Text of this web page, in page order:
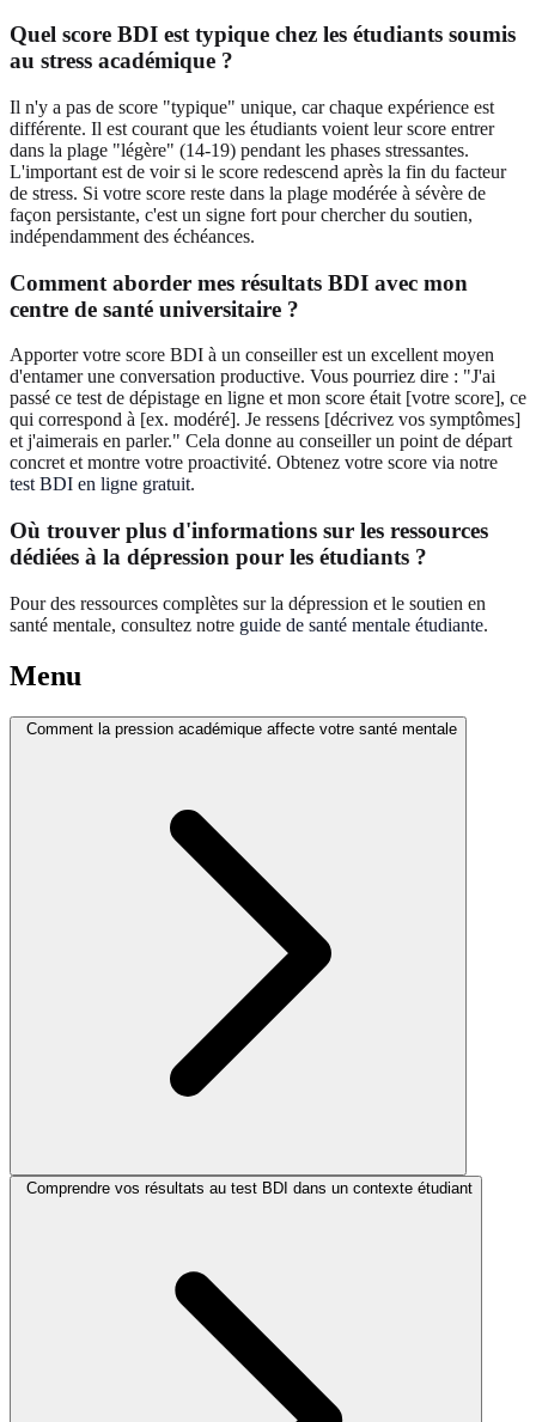
Quel score BDI est typique chez les étudiants soumis
au stress académique ?
Il n'y a pas de score "typique" unique, car chaque expérience est
différente. Il est courant que les étudiants voient leur score entrer
dans la plage "légère" (14-19) pendant les phases stressantes.
L'important est de voir si le score redescend après la fin du facteur
de stress. Si votre score reste dans la plage modérée à sévère de
façon persistante, c'est un signe fort pour chercher du soutien,
indépendamment des échéances.
Comment aborder mes résultats BDI avec mon
centre de santé universitaire ?
Apporter votre score BDI à un conseiller est un excellent moyen
d'entamer une conversation productive. Vous pourriez dire : "J'ai
passé ce test de dépistage en ligne et mon score était [votre score], ce
qui correspond à [ex. modéré]. Je ressens [décrivez vos symptômes]
et j'aimerais en parler." Cela donne au conseiller un point de départ
concret et montre votre proactivité. Obtenez votre score via notre
test BDI en ligne gratuit.
Où trouver plus d'informations sur les ressources
dédiées à la dépression pour les étudiants ?
Pour des ressources complètes sur la dépression et le soutien en
santé mentale, consultez notre guide de santé mentale étudiante.
Menu
Comment la pression académique affecte votre santé mentale
Comprendre vos résultats au test BDI dans un contexte étudiant